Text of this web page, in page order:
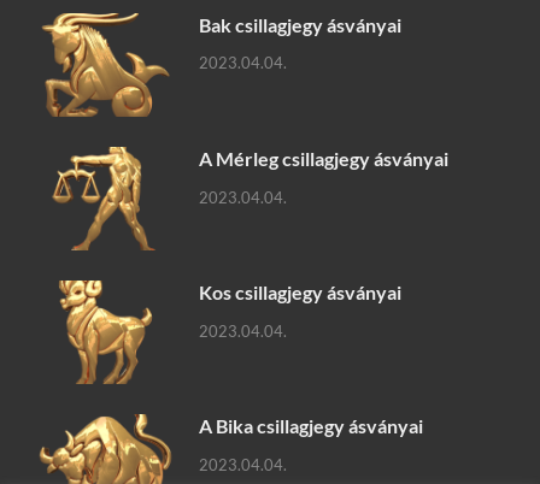
Bak csillagjegy ásványai
2023.04.04.
A Mérleg csillagjegy ásványai
2023.04.04.
Kos csillagjegy ásványai
2023.04.04.
A Bika csillagjegy ásványai
2023.04.04.